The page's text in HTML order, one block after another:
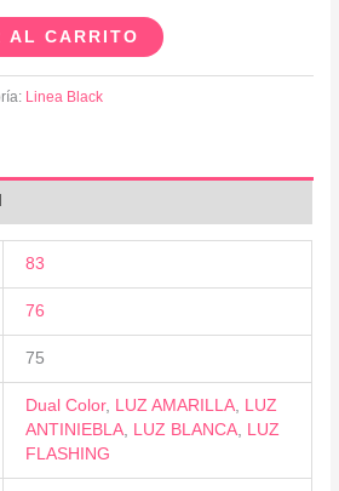
AL CARRITO
Linea Black
83
76
75
Dual Color, LUZ AMARILLA, LUZ
ANTINIEBLA, LUZ BLANCA, LUZ
FLASHING